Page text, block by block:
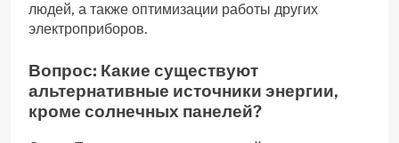
людей, а также оптимизации работы других
электроприборов.
Вопрос: Какие существуют
альтернативные источники энергии,
кроме солнечных панелей?